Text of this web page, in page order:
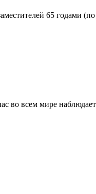
65 годами
во всем мире